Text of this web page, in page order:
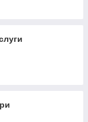
+ графин